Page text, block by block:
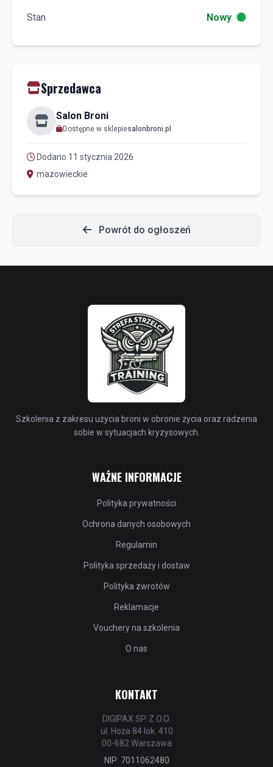
Stan Nowy
Sprzedawca
Salon Broni
Dostępne w sklepiesalonbroni.pl
Dodano 11 stycznia 2026
mazowieckie
Powrót do ogłoszeń
Szkolenia z zakresu użycia broni w obronie życia oraz radzenia
sobie w sytuacjach kryzysowych.
WAŻNE INFORMACJE
Polityka prywatności
Ochrona danych osobowych
Regulamin
Polityka sprzedaży i dostaw
Polityka zwrotów
Reklamacje
Vouchery na szkolenia
O nas
KONTAKT
DIGIPAX SP. Z O.O.
ul. Hoża 84 lok. 410
00-682 Warszawa
NIP: 7011062480